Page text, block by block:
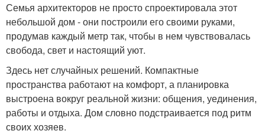
Семья архитекторов не просто спроектировала этот
небольшой дом - они построили его своими руками,
продумав каждый метр так, чтобы в нем чувствовалась
свобода, свет и настоящий уют.
Здесь нет случайных решений. Компактные
пространства работают на комфорт, а планировка
выстроена вокруг реальной жизни: общения, уединения,
работы и отдыха. Дом словно подстраивается под ритм
своих хозяев.